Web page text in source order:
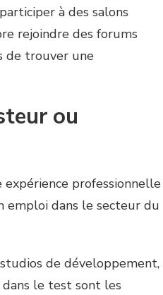
à des salons
rejoindre des forums
de trouver une
ou
professionnelle
emploi dans le secteur du
de développement,
le test sont les